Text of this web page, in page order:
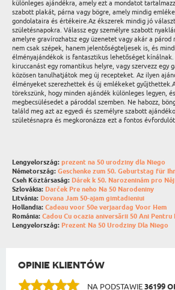
különleges ajándékra, amely ezt a mondatot
szabott plakát, párna vagy bögre, amely mindig
gondolataira és értékeire.Az ékszerek mindig jó
születésnapokra. Válassz egy személyre szabott
amelyre gravírozhatsz egy üzenetet vagy akár a párod
nem csak szépek, hanem jelentőségteljesek is, és
élményajándékok is fantasztikus lehetőséget
kiruccanást egy romantikus helyre, vagy szervezz egy
közösen tanulhatjátok meg új recepteket. Az ilyen
élményeket szerezhettek és új emlékeket
törekszünk, hogy minden ajándék különleges legyen,
megbecsülésedet a pároddal szemben. Ne habozz,
találd meg azt az egyedi és személyre szabott
születésnapra és megkoronázza ezt a fontos
Lengyelország: prezent na 50 urodziny dla Niego
Németország: Geschenke zum 50. Geburtstag für
Cseh Köztársaság: Dárek k 50. Narozeninám pro Něj
Szlovákia: Darček Pre neho Na 50 Narodeniny
Litvánia: Dovana Jam 50-ajam gimtadieniui
Hollandia: Cadeau voor 50e verjaardag Voor Hem
Románia: Cadou Cu ocazia aniversării 50 Ani Pentru
Lengyelország: Prezent Na 50 Urodziny Dla Niego
OPINIE KLIENTÓW
NA PODSTAWIE36199